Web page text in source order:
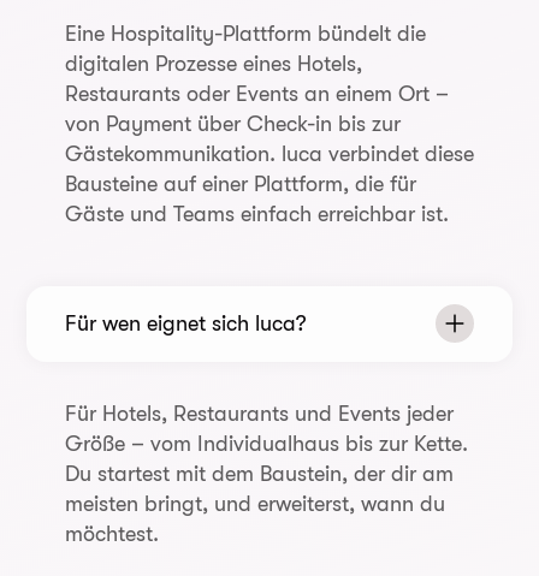
Eine Hospitality-Plattform bündelt die
digitalen Prozesse eines Hotels,
Restaurants oder Events an einem Ort –
von Payment über Check-in bis zur
Gästekommunikation. luca verbindet diese
Bausteine auf einer Plattform, die für
Gäste und Teams einfach erreichbar ist.
Für wen eignet sich luca?
Für Hotels, Restaurants und Events jeder
Größe – vom Individualhaus bis zur Kette.
Du startest mit dem Baustein, der dir am
meisten bringt, und erweiterst, wann du
möchtest.